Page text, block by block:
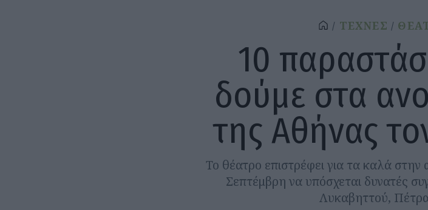
ΤΕΧΝΕΣ
10
δούμε στα
της Αθήνας
Το θέατρο επιστρέφει για τα καλά
Σεπτέμβρη να υπόσχεται δυνατές
Λυκαβηττού,